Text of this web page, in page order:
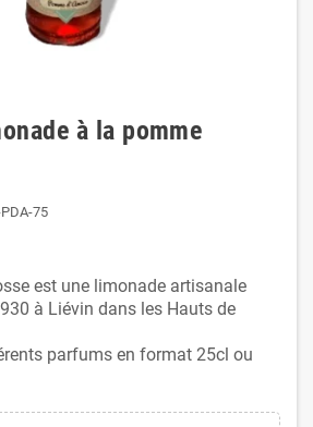
à la pomme
75
est une limonade artisanale
à Liévin dans les Hauts de
parfums en format 25cl ou